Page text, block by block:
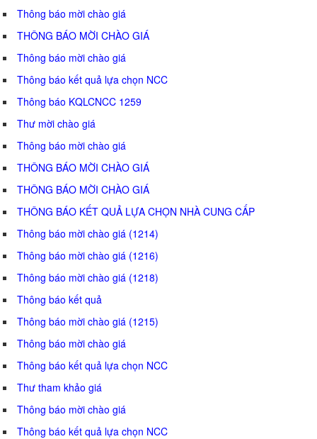
Thông báo mời chào giá
THÔNG BÁO MỜI CHÀO GIÁ
Thông báo mời chào giá
Thông báo kết quả lựa chọn NCC
Thông báo KQLCNCC 1259
Thư mời chào giá
Thông báo mời chào giá
THÔNG BÁO MỜI CHÀO GIÁ
THÔNG BÁO MỜI CHÀO GIÁ
THÔNG BÁO KẾT QUẢ LỰA CHỌN NHÀ CUNG CẤP
Thông báo mời chào giá (1214)
Thông báo mời chào giá (1216)
Thông báo mời chào giá (1218)
Thông báo kết quả
Thông báo mời chào giá (1215)
Thông báo mời chào giá
Thông báo kết quả lựa chọn NCC
Thư tham khảo giá
Thông báo mời chào giá
Thông báo kết quả lựa chọn NCC